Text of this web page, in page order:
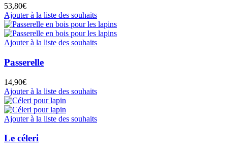
53,80€
Ajouter à la liste des souhaits
Ajouter à la liste des souhaits
Passerelle
14,90€
Ajouter à la liste des souhaits
Ajouter à la liste des souhaits
Le céleri